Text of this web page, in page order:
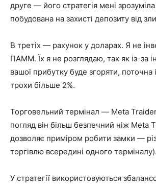
друге — його стратегія мені зрозуміла
побудована на захисті депозиту від
В третіх — рахунок у доларах. Я не
ПАММ. Їх я не розглядаю, так як із-за
вашої прибутку буде згоряти, поточна
трохи більше 2%.
Торговельний термінал — Meta
погляд він більш безпечний ніж Meta
дозволяє приміром робити замки —
торгівлю всередині одного терміналу).
У стратегії використовуються